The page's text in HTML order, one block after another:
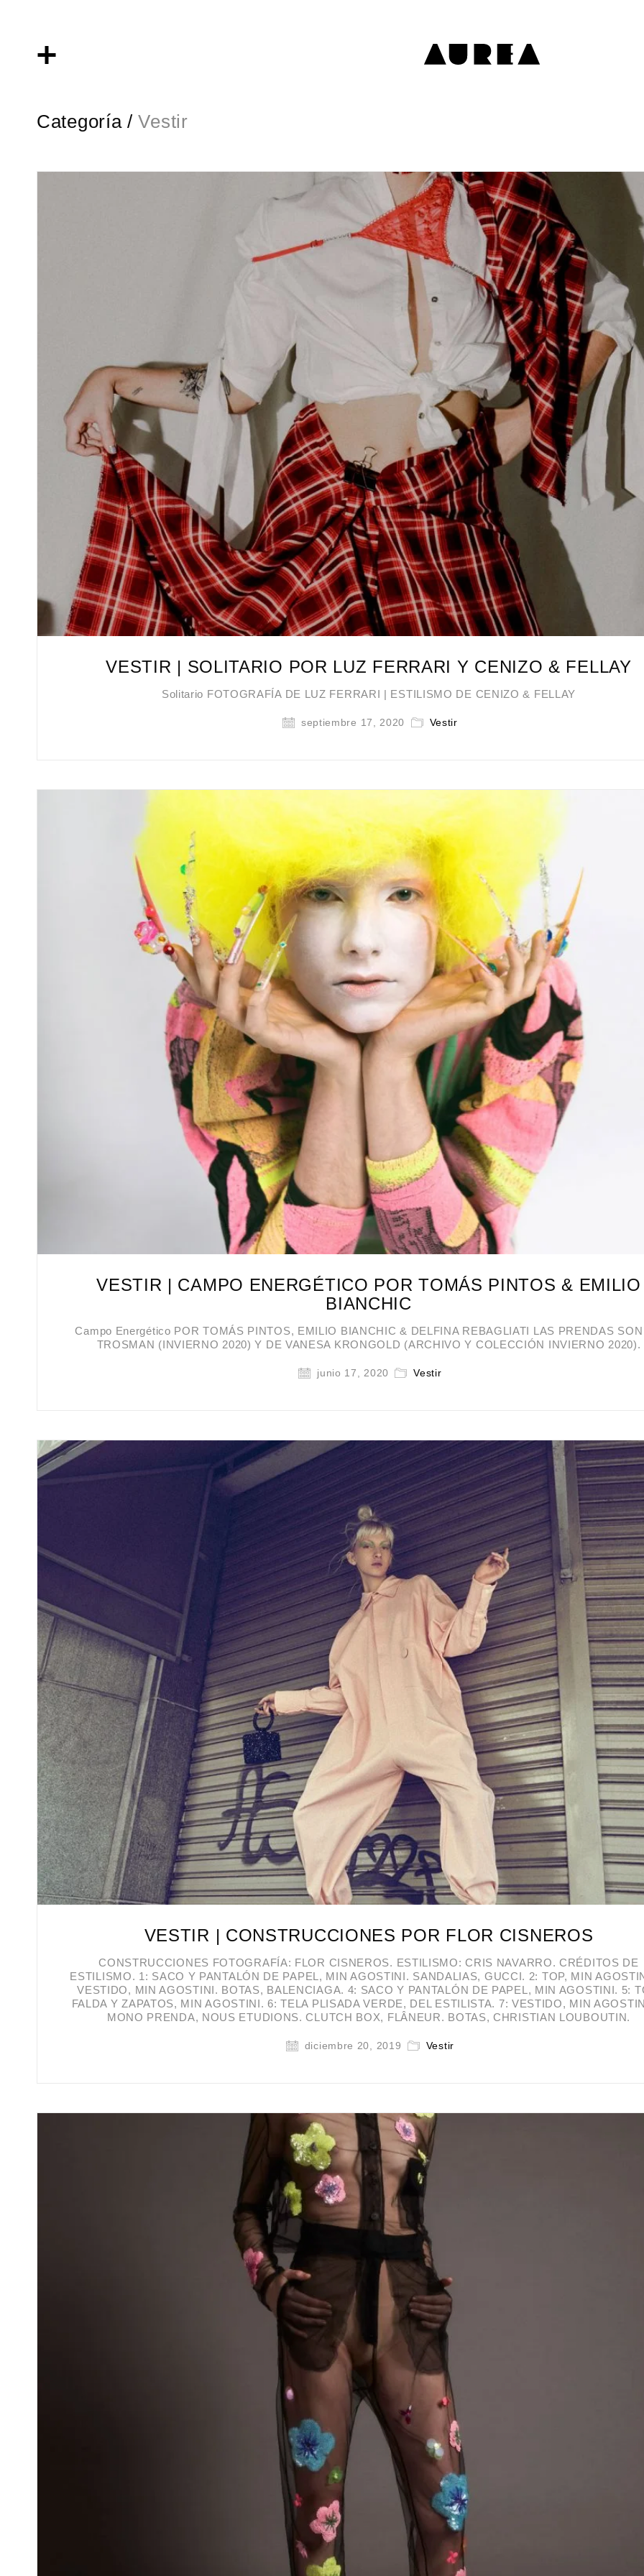
Categoría /Vestir
VESTIR | SOLITARIO POR LUZ FERRARI Y CENIZO & FELLAY
Solitario FOTOGRAFÍA DE LUZ FERRARI | ESTILISMO DE CENIZO & FELLAY
septiembre 17, 2020 Vestir
VESTIR | CAMPO ENERGÉTICO POR TOMÁS PINTOS & EMILIO
BIANCHIC
Campo Energético POR TOMÁS PINTOS, EMILIO BIANCHIC & DELFINA REBAGLIATI LAS PRENDAS
TROSMAN (INVIERNO 2020) Y DE VANESA KRONGOLD (ARCHIVO Y COLECCIÓN INVIERNO 2020).
junio 17, 2020 Vestir
VESTIR | CONSTRUCCIONES POR FLOR CISNEROS
CONSTRUCCIONES FOTOGRAFÍA: FLOR CISNEROS. ESTILISMO: CRIS NAVARRO. CRÉDITOS DE
ESTILISMO. 1: SACO Y PANTALÓN DE PAPEL, MIN AGOSTINI. SANDALIAS, GUCCI. 2: TOP, MIN
VESTIDO, MIN AGOSTINI. BOTAS, BALENCIAGA. 4: SACO Y PANTALÓN DE PAPEL, MIN AGOSTINI. 5:
FALDA Y ZAPATOS, MIN AGOSTINI. 6: TELA PLISADA VERDE, DEL ESTILISTA. 7: VESTIDO, MIN
MONO PRENDA, NOUS ETUDIONS. CLUTCH BOX, FLÂNEUR. BOTAS, CHRISTIAN LOUBOUTIN.
diciembre 20, 2019 Vestir